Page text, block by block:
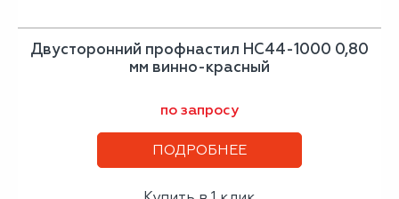
Двусторонний профнастил НС44-1000 0,80
мм винно-красный
по запросу
ПОДРОБНЕЕ